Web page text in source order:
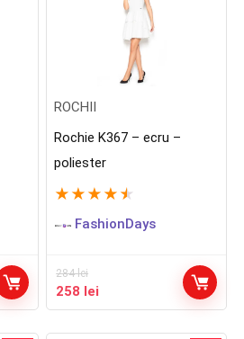
ROCHII
Rochie K367 – ecru –
poliester
★ ★ ★ ★ ★
FashionDays
284lei
Prețul
inițial
258 lei
curent